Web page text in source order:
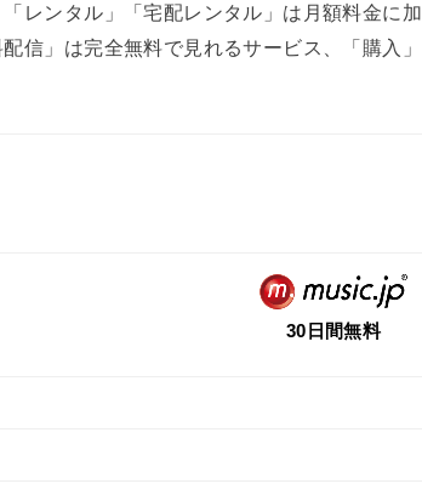
レンタル」「宅配レンタル」は月額料金に加
信」は完全無料で見れるサービス、「購入」
30日間無料